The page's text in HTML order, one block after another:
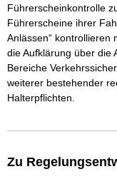
Führerscheinkontrolle
Führerscheine ihrer
Anlässen“ kontrollieren
die Aufklärung über die
Bereiche
weiterer bestehender
Halterpflichten.
Zu